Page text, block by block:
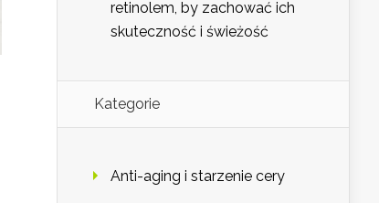
retinolem, by zachować ich
skuteczność i świeżość
Kategorie
Anti-aging i starzenie cery